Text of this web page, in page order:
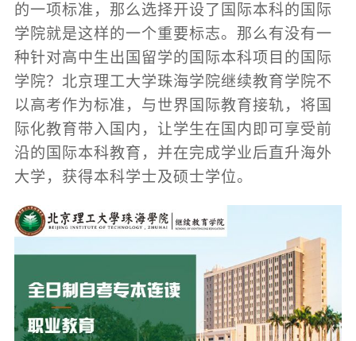
的一项标准，那么选择开设了国际本科的国际
学院就是这样的一个重要标志。那么有没有一
种针对高中生出国留学的国际本科项目的国际
学院？北京理工大学珠海学院继续教育学院不
以高考作为标准，与世界国际教育接轨，将国
际化教育带入国内，让学生在国内即可享受前
沿的国际本科教育，并在完成学业后直升海外
大学，获得本科学士及硕士学位。